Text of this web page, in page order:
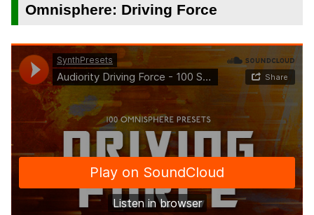
Omnisphere: Driving Force